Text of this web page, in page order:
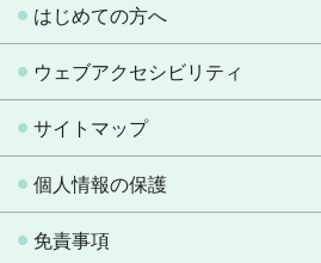
はじめての方へ
ウェブアクセシビリティ
サイトマップ
個人情報の保護
免責事項